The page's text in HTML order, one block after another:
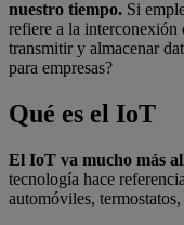
nuestro tiempo. Si
refiere a la interconexión
transmitir y almacenar
para empresas?
Qué es el IoT
El IoT va mucho más
tecnología hace
automóviles,